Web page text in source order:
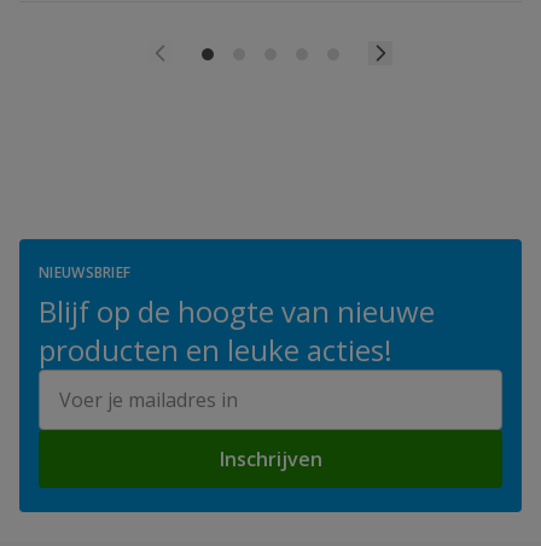
NIEUWSBRIEF
Blijf op de hoogte van nieuwe
producten en leuke acties!
Inschrijven